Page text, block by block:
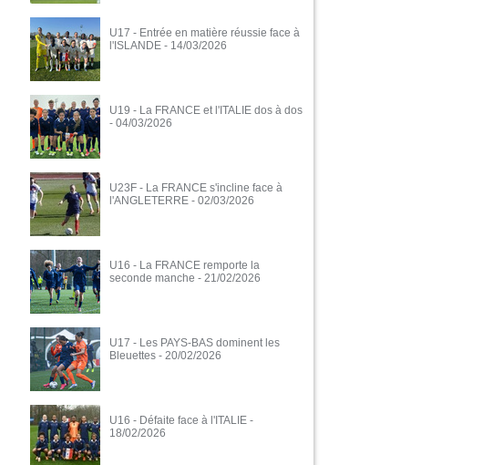
U17 - Entrée en matière réussie face à
l'ISLANDE - 14/03/2026
U19 - La FRANCE et l'ITALIE dos à dos
- 04/03/2026
U23F - La FRANCE s'incline face à
l'ANGLETERRE - 02/03/2026
U16 - La FRANCE remporte la
seconde manche - 21/02/2026
U17 - Les PAYS-BAS dominent les
Bleuettes - 20/02/2026
U16 - Défaite face à l'ITALIE -
18/02/2026